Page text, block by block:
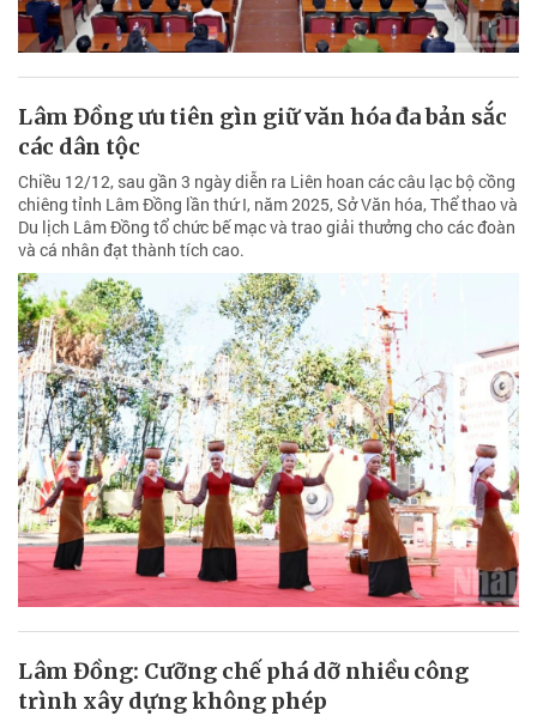
Lâm Đồng ưu tiên gìn giữ văn hóa đa bản sắc
các dân tộc
Chiều 12/12, sau gần 3 ngày diễn ra Liên hoan các câu lạc bộ cồng
chiêng tỉnh Lâm Đồng lần thứ I, năm 2025, Sở Văn hóa, Thể thao và
Du lịch Lâm Đồng tổ chức bế mạc và trao giải thưởng cho các đoàn
và cá nhân đạt thành tích cao.
Lâm Đồng: Cưỡng chế phá dỡ nhiều công
trình xây dựng không phép